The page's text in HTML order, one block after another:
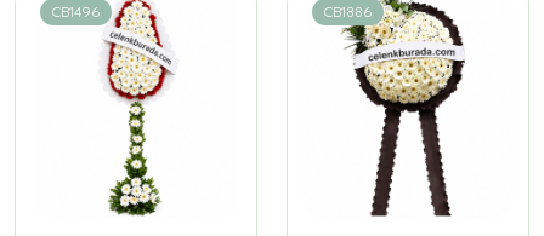
CB1496 CB1886